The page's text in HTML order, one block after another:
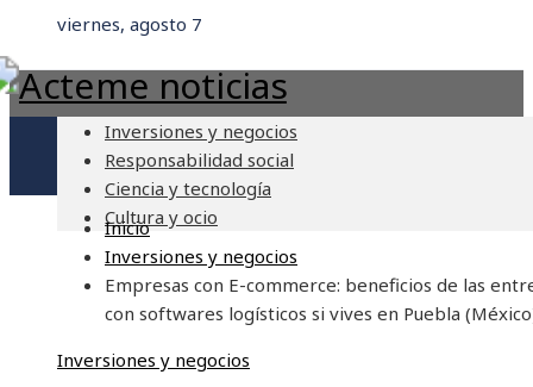
viernes, agosto 7
Inversiones y negocios
Responsabilidad social
Ciencia y tecnología
Cultura y ocio
Inicio
Inversiones y negocios
Empresas con E-commerce: beneficios de las
con softwares logísticos si vives en Puebla
Inversiones y negocios